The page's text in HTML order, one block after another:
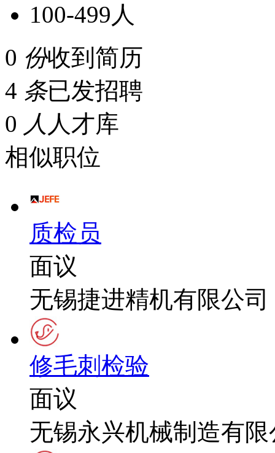
100-499人
0 份收到简历
4 条已发招聘
0 人 人才库
相似职位
质检员
面议
无锡捷进精机有限公司
修毛刺检验
面议
无锡永兴机械制造有限